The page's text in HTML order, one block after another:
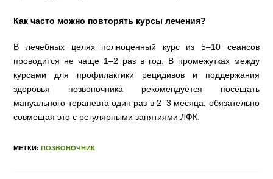
Как часто можно повторять курсы лечения?
В лечебных целях полноценный курс из 5–10 сеансов
проводится не чаще 1–2 раз в год. В промежутках между
курсами для профилактики рецидивов и поддержания
здоровья позвоночника рекомендуется посещать
мануального терапевта один раз в 2–3 месяца, обязательно
совмещая это с регулярными занятиями ЛФК.
МЕТКИ:ПОЗВОНОЧНИК